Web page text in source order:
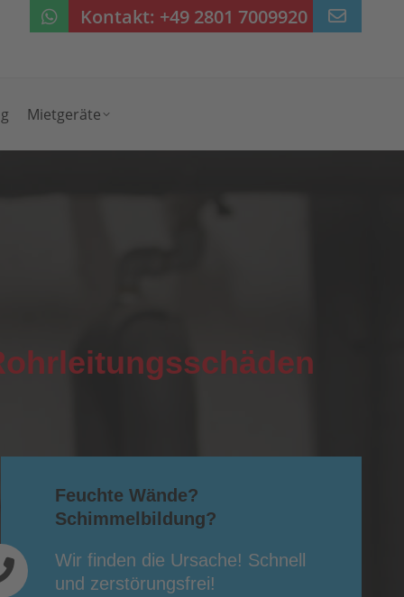
Kontakt: +49 2801 7009920
Mietgeräte
Feuchte Wände?
Schimmelbildung?
Wir finden die Ursache! Schnell
und zerstörungsfrei!